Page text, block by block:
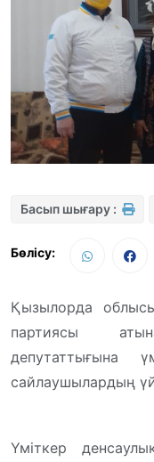
Басып шығару :
Бөлісу:
Қызылорда
партиясы
депутаттығына
сайлаушылардың
Үміткер